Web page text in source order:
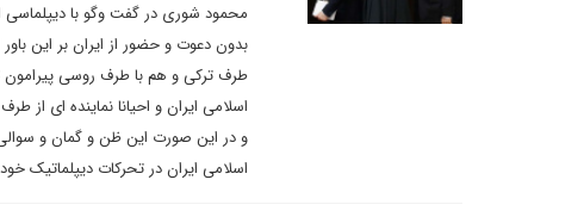
محمود شوری در گفت وگو با دیپلماسی
بدون دعوت و حضور از ایران بر این
طرف ترکی و هم با طرف روسی پیرامون
اسلامی ایران و احیانا نماینده ای
و در این صورت این ظن و گمان و سوالی
اسلامی ایران در تحرکات